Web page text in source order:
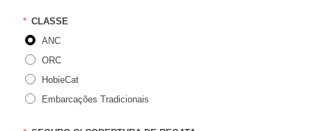
CLASSE
ANC
ORC
HobieCat
Embarcações Tradicionais